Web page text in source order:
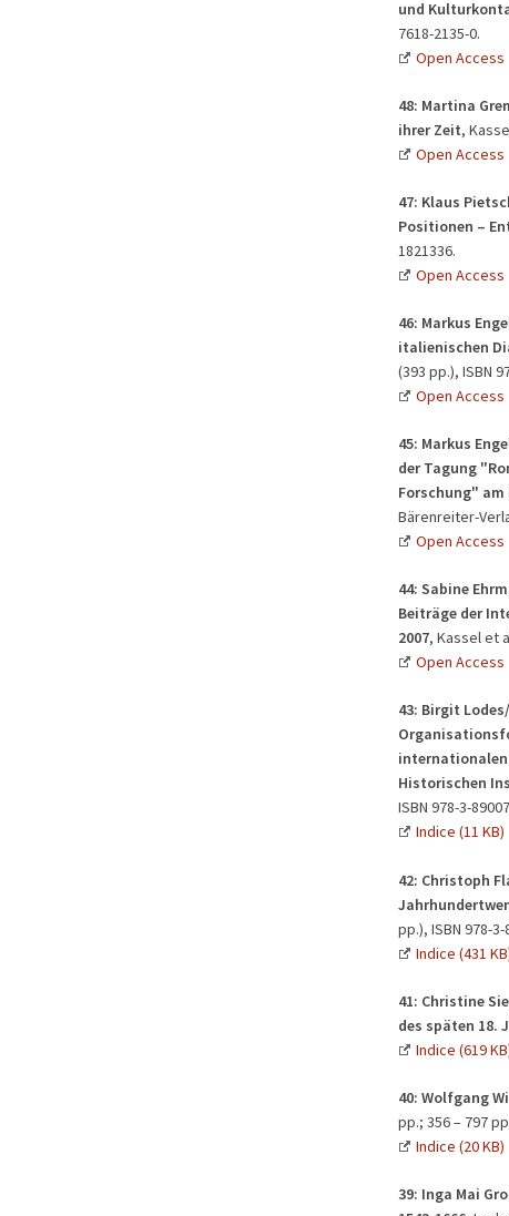
und
7618-2135-0.
Open Access
48: Martina
ihrer Zeit,
Open Access
47: Klaus
Positionen –
1821336.
Open Access
46: Markus
italienischen
(393 pp.), ISBN
Open Access
45: Markus
der Tagung
Forschung" am
Bärenreiter-
Open Access
44: Sabine
Beiträge der
2007, Kassel et
Open Access
43: Birgit
internationalen
Historischen
ISBN 978-3-
Indice (11 KB)
42: Christoph
pp.), ISBN 978-
Indice (431
41: Christine
des späten 18.
Indice (619
40: Wolfgang
pp.; 356 – 797
Indice (20 KB)
39: Inga Mai